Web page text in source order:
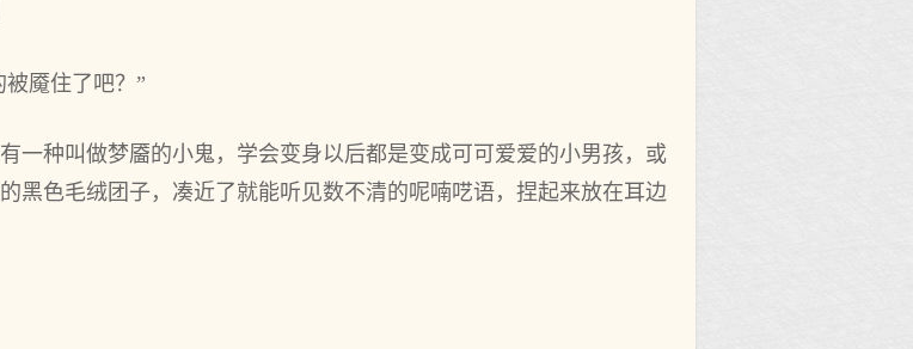
魇住了吧？”
一种叫做梦靥的小鬼，学会变身以后都是变成可可爱爱的小男孩，或
色毛绒团子，凑近了就能听见数不清的呢喃呓语，捏起来放在耳边